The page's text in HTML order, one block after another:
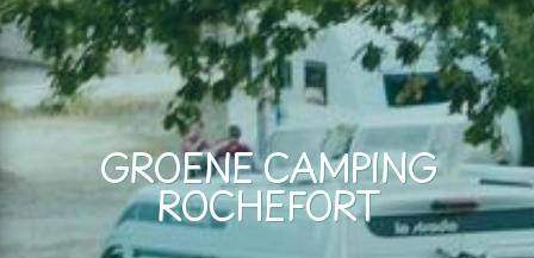
GROENE CAMPING
ROCHEFORT